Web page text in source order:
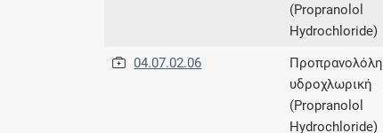
(Propranolol
Hydrochloride)
04.07.02.06
Προπρανολόλη
υδροχλωρική
(Propranolol
Hydrochloride)